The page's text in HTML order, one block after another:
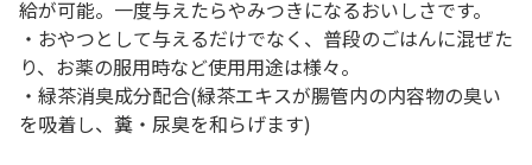
給が可能。一度与えたらやみつきになるおいしさです。
・おやつとして与えるだけでなく、普段のごはんに混ぜた
り、お薬の服用時など使用用途は様々。
・緑茶消臭成分配合(緑茶エキスが腸管内の内容物の臭い
を吸着し、糞・尿臭を和らげます)